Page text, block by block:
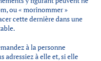
ou « morinommer »
cette dernière dans une
à la personne
adressiez à elle et, si elle